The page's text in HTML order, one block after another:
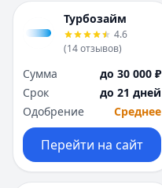
Турбозайм
4.6
(14отзывов)
Сумма
до 30 000 ₽
Срок
до 21 дней
Одобрение
Среднее
Перейти на сайт